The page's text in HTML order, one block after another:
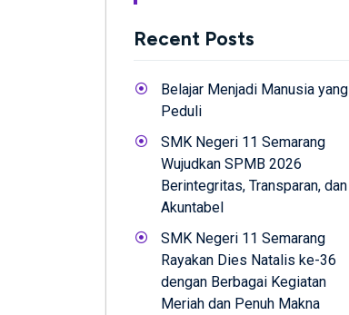
Recent Posts
Belajar Menjadi Manusia yang
Peduli
SMK Negeri 11 Semarang
Wujudkan SPMB 2026
Berintegritas, Transparan, dan
Akuntabel
SMK Negeri 11 Semarang
Rayakan Dies Natalis ke-36
dengan Berbagai Kegiatan
Meriah dan Penuh Makna